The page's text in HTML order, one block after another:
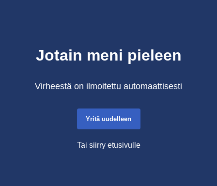
Jotain meni pieleen
Virheestä on ilmoitettu automaattisesti
Yritä uudelleen
Tai siirry etusivulle